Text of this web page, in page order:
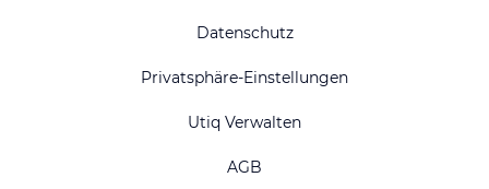
Datenschutz
Privatsphäre-Einstellungen
Utiq Verwalten
AGB